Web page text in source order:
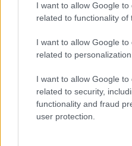
I want to allow Google to
related to functionality of
I want to allow Google to
related to personalization.
I want to allow Google to
related to security,
functionality and fraud
user protection.
Kapcsolódó
NEMANJA